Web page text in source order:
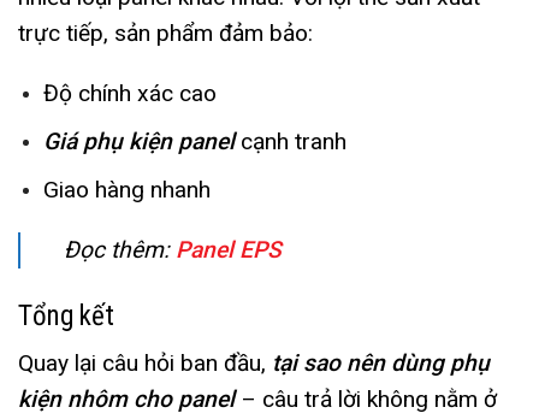
trực tiếp, sản phẩm đảm bảo:
Độ chính xác cao
Giá phụ kiện panelcạnh tranh
Giao hàng nhanh
Đọc thêm: Panel EPS
Tổng kết
Quay lại câu hỏi ban đầu, tại sao nên dùng phụ
kiện nhôm cho panel – câu trả lời không nằm ở